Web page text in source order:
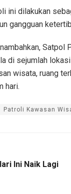
ini dilakukan
gangguan
Satpol
di sejumlah
wisata, ruang
hari.
Patroli Kawasan
Ini Naik Lagi